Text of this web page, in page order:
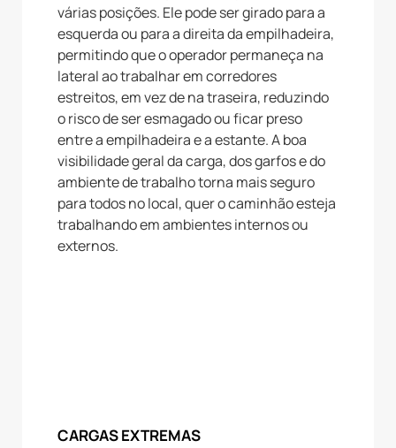
várias posições. Ele pode ser girado para a
esquerda ou para a direita da empilhadeira,
permitindo que o operador permaneça na
lateral ao trabalhar em corredores
estreitos, em vez de na traseira, reduzindo
o risco de ser esmagado ou ficar preso
entre a empilhadeira e a estante. A boa
visibilidade geral da carga, dos garfos e do
ambiente de trabalho torna mais seguro
para todos no local, quer o caminhão esteja
trabalhando em ambientes internos ou
externos.
CARGAS EXTREMAS